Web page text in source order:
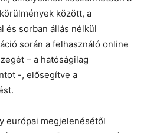
között, a
és sorban állás nélkül
során a felhasználó online
– a hatóságilag
-, elősegítve a
európai megjelenésétől